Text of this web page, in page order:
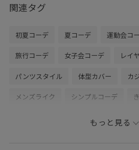
関連タグ
初夏コーデ 夏コーデ 運動会コ
旅行コーデ 女子会コーデ レイ
パンツスタイル 体型カバー カ
メンズライク シンプルコーデ
ROPÉ PICNIC
もっと見る